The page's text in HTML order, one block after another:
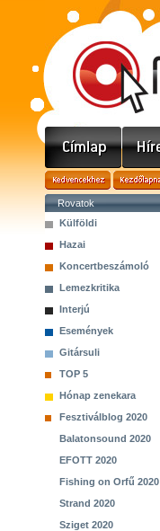
Rovatok
Külföldi
Hazai
Koncertbeszámoló
Lemezkritika
Interjú
Események
Gitársuli
TOP 5
Hónap zenekara
Fesztiválblog 2020
Balatonsound 2020
EFOTT 2020
Fishing on Orfű 2020
Strand 2020
Sziget 2020